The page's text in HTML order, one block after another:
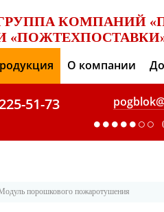
КОМПАНИЙ
О компании
51-73
порошкового пожаротушения